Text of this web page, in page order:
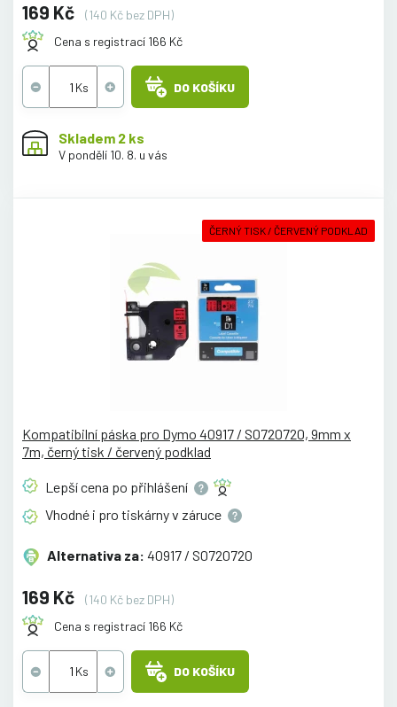
169 Kč
(140 Kč bez DPH)
Cena s registrací 166 Kč
DO KOŠÍKU
Skladem 2 ks
V pondělí 10. 8. u vás
ČERNÝ TISK / ČERVENÝ PODKLAD
Kompatibilní páska pro Dymo 40917 / S0720720, 9mm x
7m, černý tisk / červený podklad
Lepší cena po přihlášení
Vhodné i pro tiskárny v záruce
Alternativa za: 40917 / S0720720
169 Kč
(140 Kč bez DPH)
Cena s registrací 166 Kč
DO KOŠÍKU